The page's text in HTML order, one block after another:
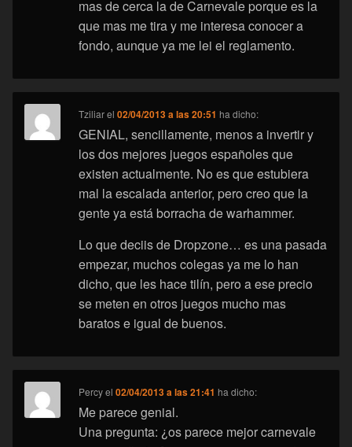
mas de cerca la de Carnevale porque es la
que mas me tira y me interesa conocer a
fondo, aunque ya me lei el reglamento.
Tziliarel02/04/2013 a las 20:51 ha dicho:
GENIAL, sencillamente, menos a invertir y
los dos mejores juegos españoles que
existen actualmente. No es que estubiera
mal la escalada anterior, pero creo que la
gente ya está borracha de warhammer.
Lo que deciis de Dropzone… es una pasada
empezar, muchos colegas ya me lo han
dicho, que les hace tilín, pero a ese precio
se meten en otros juegos mucho mas
baratos e igual de buenos.
Percyel02/04/2013 a las 21:41 ha dicho:
Me parece genial.
Una pregunta: ¿os parece mejor carnevale